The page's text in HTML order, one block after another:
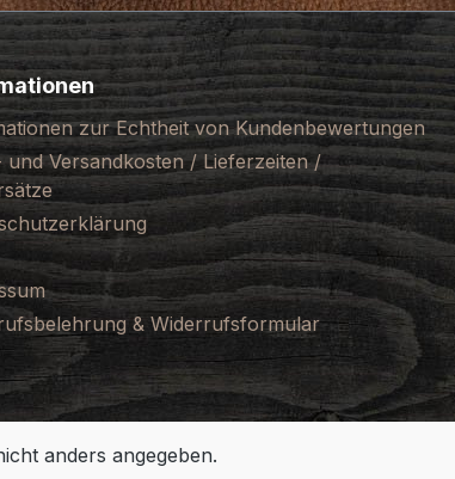
zur Echtheit von Kundenbewertungen
und Versandkosten / Lieferzeiten /
& Widerrufsformular
anders angegeben.